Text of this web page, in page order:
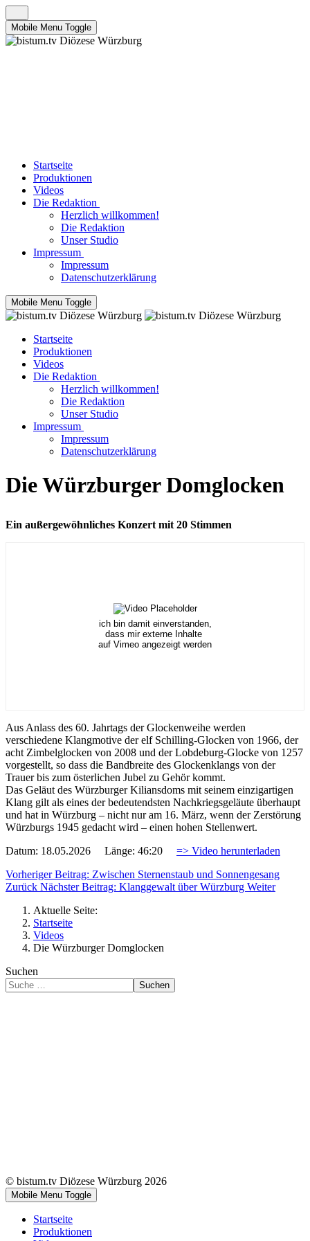
Mobile Menu Toggle
Startseite
Produktionen
Videos
Die Redaktion
Herzlich willkommen!
Die Redaktion
Unser Studio
Impressum
Impressum
Datenschutzerklärung
Mobile Menu Toggle
Startseite
Produktionen
Videos
Die Redaktion
Herzlich willkommen!
Die Redaktion
Unser Studio
Impressum
Impressum
Datenschutzerklärung
Die Würzburger Domglocken
Ein außergewöhnliches Konzert mit 20 Stimmen
ich bin damit einverstanden,
dass mir externe Inhalte
auf Vimeo angezeigt werden
Aus Anlass des 60. Jahrtags der Glockenweihe werden
verschiedene Klangmotive der elf Schilling-Glocken von 1966, der
acht Zimbelglocken von 2008 und der Lobdeburg-Glocke von 1257
vorgestellt, so dass die Bandbreite des Glockenklangs von der
Trauer bis zum österlichen Jubel zu Gehör kommt.
Das Geläut des Würzburger Kiliansdoms mit seinem einzigartigen
Klang gilt als eines der bedeutendsten Nachkriegsgeläute überhaupt
und hat in Würzburg – nicht nur am 16. März, wenn der Zerstörung
Würzburgs 1945 gedacht wird – einen hohen Stellenwert.
Datum: 18.05.2026 Länge: 46:20 => Video herunterladen
Vorheriger Beitrag: Zwischen Sternenstaub und Sonnengesang
Zurück Nächster Beitrag: Klanggewalt über Würzburg Weiter
Aktuelle Seite:
Startseite
Videos
Die Würzburger Domglocken
Suchen
Suchen
© bistum.tv Diözese Würzburg 2026
Mobile Menu Toggle
Startseite
Produktionen